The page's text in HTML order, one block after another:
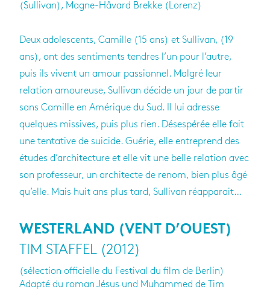
(Sullivan), Magne-Hâvard Brekke (Lorenz)
Deux adolescents, Camille (15 ans) et Sullivan, (19
ans), ont des sentiments tendres l’un pour l’autre,
puis ils vivent un amour passionnel. Malgré leur
relation amoureuse, Sullivan décide un jour de partir
sans Camille en Amérique du Sud. Il lui adresse
quelques missives, puis plus rien. Désespérée elle fait
une tentative de suicide. Guérie, elle entreprend des
études d’architecture et elle vit une belle relation avec
son professeur, un architecte de renom, bien plus âgé
qu’elle. Mais huit ans plus tard, Sullivan réapparait…
WESTERLAND (VENT D’OUEST)
TIM STAFFEL (2012)
(sélection officielle du Festival du film de Berlin)
Adapté du roman Jésus und Muhammed de Tim